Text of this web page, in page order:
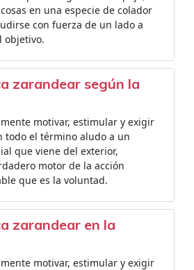
en una especie de colador
con fuerza de un lado a
objetivo.
zarandear según la
motivar, estimular y exigir
todo el término aludo a un
que viene del exterior,
motor de la acción
que es la voluntad.
zarandear en la
motivar, estimular y exigir